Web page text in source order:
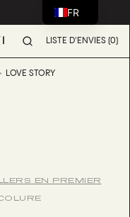
LISTE D'ENVIES (0)
LOVE STORY
EN PREMIER
FR